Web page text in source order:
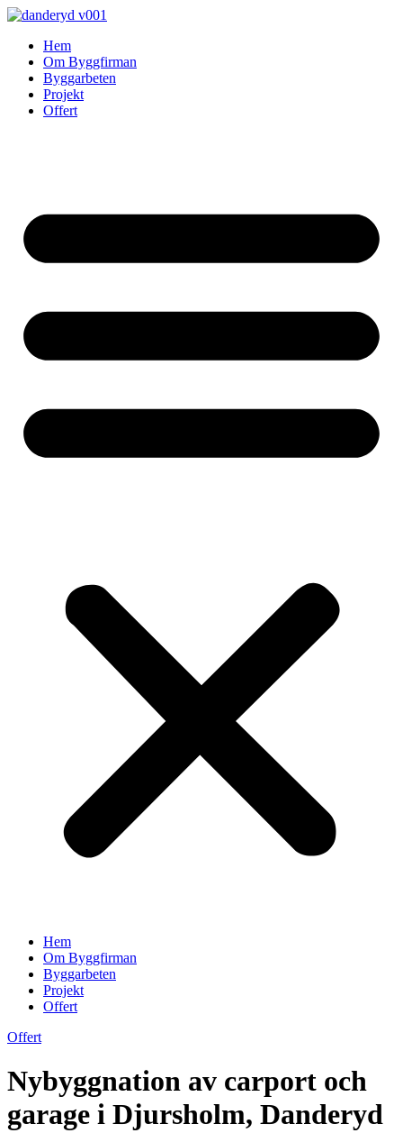
Skip
contentHem
Om Byggfirman
Byggarbeten
Projekt
Offert
Hem
Om Byggfirman
Byggarbeten
Projekt
Offert
Offert
Nybyggnation av carport och
garage i Djursholm, Danderyd